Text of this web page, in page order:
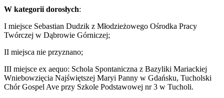
W kategorii dorosłych:
I miejsce Sebastian Dudzik z Młodzieżowego Ośrodka Pracy
Twórczej w Dąbrowie Górniczej;
II miejsca nie przyznano;
III miejsce ex aequo: Schola Spontaniczna z Bazyliki Mariackiej
Wniebowzięcia Najświętszej Maryi Panny w Gdańsku, Tucholski
Chór Gospel Ave przy Szkole Podstawowej nr 3 w Tucholi.